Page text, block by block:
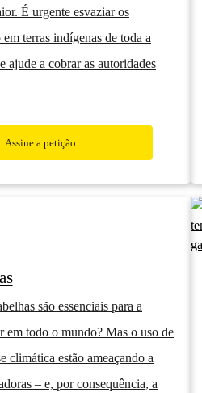
É urgente esvaziar os
terras indígenas de toda a
ajude a cobrar as autoridades
Assine a petição
são essenciais para a
em todo o mundo? Mas o uso de
climática estão ameaçando a
– e, por consequência, a